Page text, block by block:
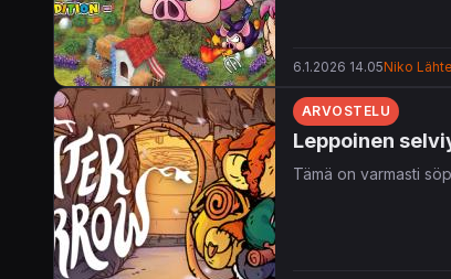
6.1.2026 14.05Niko
ARVOSTELU
Leppoinen
Tämä on varmasti